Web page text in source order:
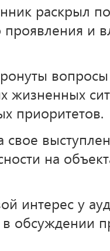
раскрыл
и
жизненных
приоритетов.
свое
на
интерес у
в обсуждении